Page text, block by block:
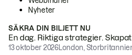
Nyheter
SÄKRA DIN BILJETT NU
En dag. Riktiga strategier.
13 oktober 2026London,